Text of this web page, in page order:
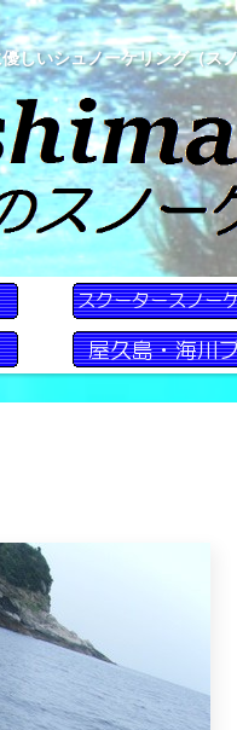
しいシュノーケリング（ス